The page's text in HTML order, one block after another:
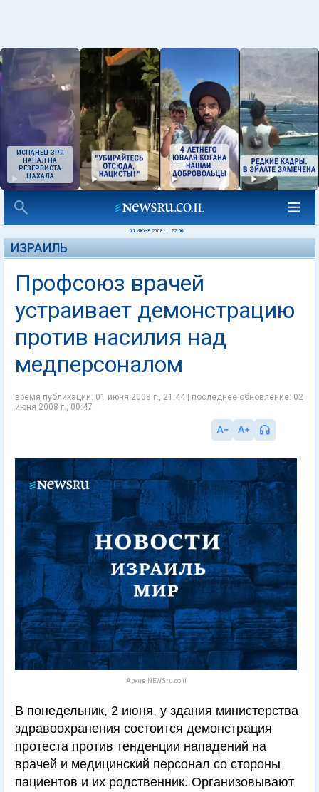
ИСПАНЕЦ ЗРЯ
НАПАЛ НА
РЕЗЕРВИСТА
ЦАХАЛА
01 ИЮНЯ 2008 22:56
ИЗРАИЛЬ
Профсоюз врачей
устраивает демонстрацию
против насилия над
медперсоналом
время публикации: 01 июня 2008 г., 21:44 | последнее обновление: 02
июня 2008 г., 00:47
Архив NEWSru.co.il
В понедельник, 2 июня, у здания министерства
здравоохранения состоится демонстрация
протеста против тенденции нападений на
врачей и медицинский персонал со стороны
пациентов и их родственник. Организовывают